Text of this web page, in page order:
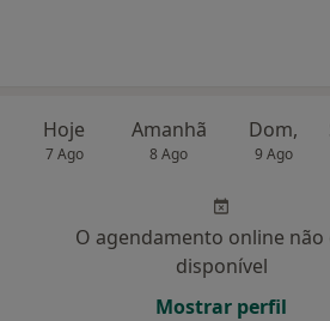
Hoje
7 Ago
Amanhã
8 Ago
Dom,
9 Ago
O agendamento online não
disponível
Mostrar perfil